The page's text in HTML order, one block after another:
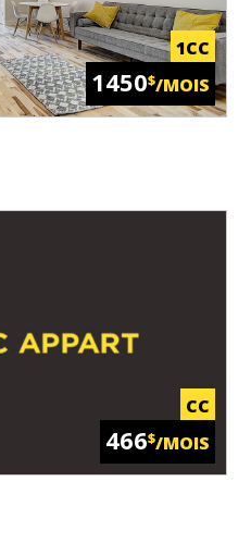
1CC
1450$/MOIS
CC
466$/MOIS